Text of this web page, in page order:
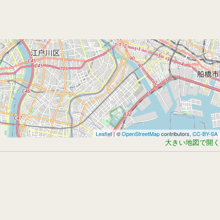
Leaflet| ©OpenStreetMapcontributors, CC-BY-SA
大きい地図で開く